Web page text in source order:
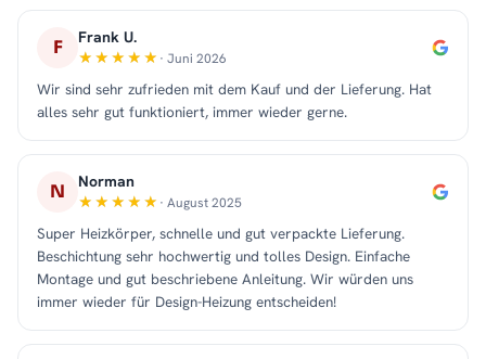
F Frank U.
· Juni 2026
Wir sind sehr zufrieden mit dem Kauf und der Lieferung. Hat
alles sehr gut funktioniert, immer wieder gerne.
N Norman
· August 2025
Super Heizkörper, schnelle und gut verpackte Lieferung.
Beschichtung sehr hochwertig und tolles Design. Einfache
Montage und gut beschriebene Anleitung. Wir würden uns
immer wieder für Design-Heizung entscheiden!